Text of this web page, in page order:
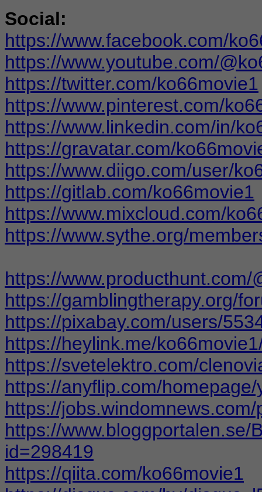
Social:
https://www.facebook.com/
https://www.youtube.com/
https://twitter.com/ko66movie1
https://www.pinterest.com/
https://www.linkedin.com/in/
https://gravatar.com/
https://www.diigo.com/user/
https://gitlab.com/ko66movie1
https://www.mixcloud.com/
https://www.sythe.org/
https://www.producthunt.com/
https://gamblingtherapy.org/
https://pixabay.com/users/
https://heylink.me/
https://svetelektro.com/
https://anyflip.com/homepage/
https://
https://www.bloggportalen.se/
id=298419
https://qiita.com/ko66movie1